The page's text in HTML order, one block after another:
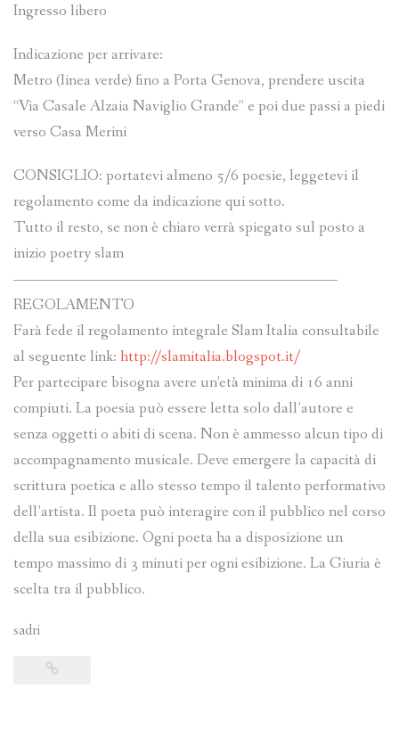
Ingresso libero
Indicazione per arrivare:
Metro (linea verde) fino a Porta Genova, prendere uscita
“Via Casale Alzaia Naviglio Grande” e poi due passi a piedi
verso Casa Merini
CONSIGLIO: portatevi almeno 5/6 poesie, leggetevi il
regolamento come da indicazione qui sotto.
Tutto il resto, se non è chiaro verrà spiegato sul posto a
inizio poetry slam
————————————————————————————
REGOLAMENTO
Farà fede il regolamento integrale Slam Italia consultabile
al seguente link: http://slamitalia.blogspot.it/
Per partecipare bisogna avere un’età minima di 16 anni
compiuti. La poesia può essere letta solo dall’autore e
senza oggetti o abiti di scena. Non è ammesso alcun tipo di
accompagnamento musicale. Deve emergere la capacità di
scrittura poetica e allo stesso tempo il talento performativo
dell’artista. Il poeta può interagire con il pubblico nel corso
della sua esibizione. Ogni poeta ha a disposizione un
tempo massimo di 3 minuti per ogni esibizione. La Giuria è
scelta tra il pubblico.
sadri